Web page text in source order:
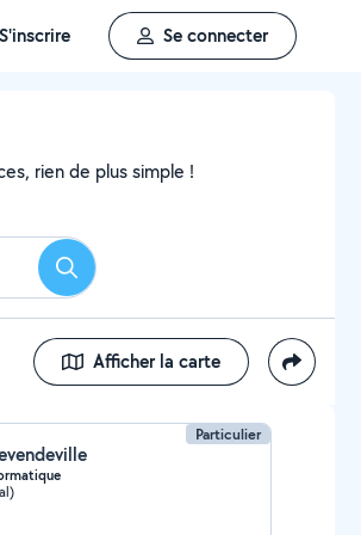
S'inscrire Se connecter
rien de plus simple !
Rechercher
Afficher la carte
Particulier